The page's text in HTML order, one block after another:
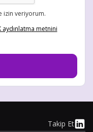
izin veriyorum.
aydınlatma metnini
Takip Et